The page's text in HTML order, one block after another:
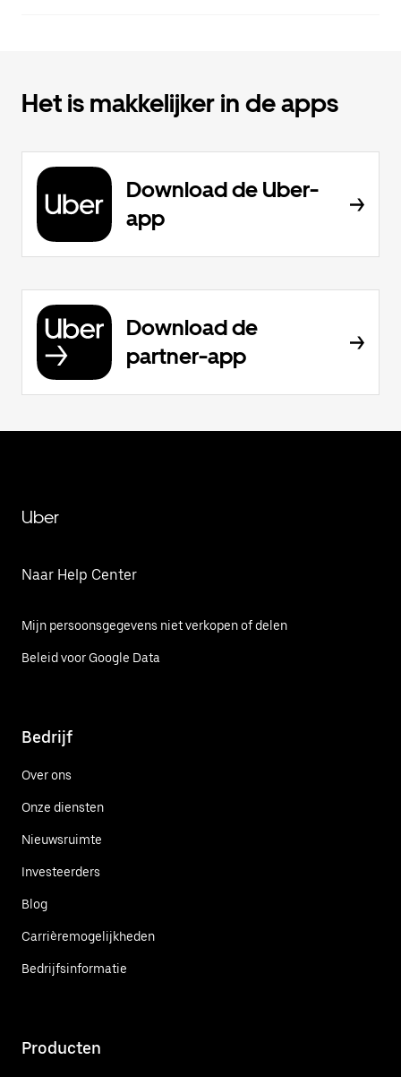
Het is makkelijker in de apps
Download de Uber-
app
Download de
partner-app
Uber
Naar Help Center
Mijn persoonsgegevens niet verkopen of delen
Beleid voor Google Data
Bedrijf
Over ons
Onze diensten
Nieuwsruimte
Investeerders
Blog
Carrièremogelijkheden
Bedrijfsinformatie
Producten